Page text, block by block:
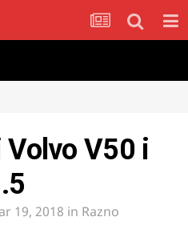
V50 i
19, 2018 in Razno